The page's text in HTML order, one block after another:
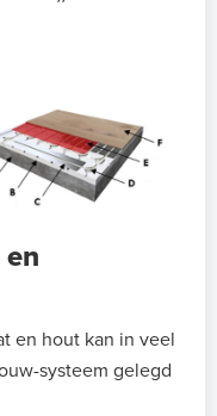
en hout kan in veel
systeem gelegd